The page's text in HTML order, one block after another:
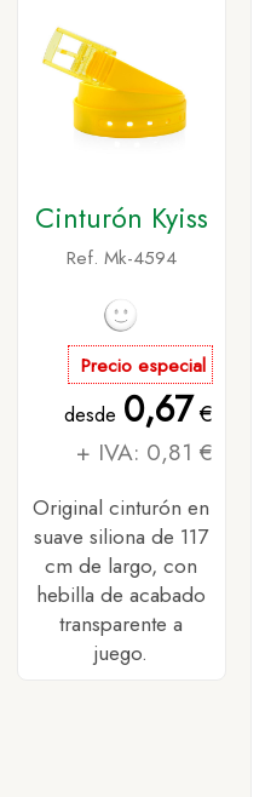
Cinturón Kyiss
Ref. Mk-4594
Precio especial
desde 0,67 €
+ IVA: 0,81 €
Original cinturón en
suave siliona de 117
cm de largo, con
hebilla de acabado
transparente a
juego.